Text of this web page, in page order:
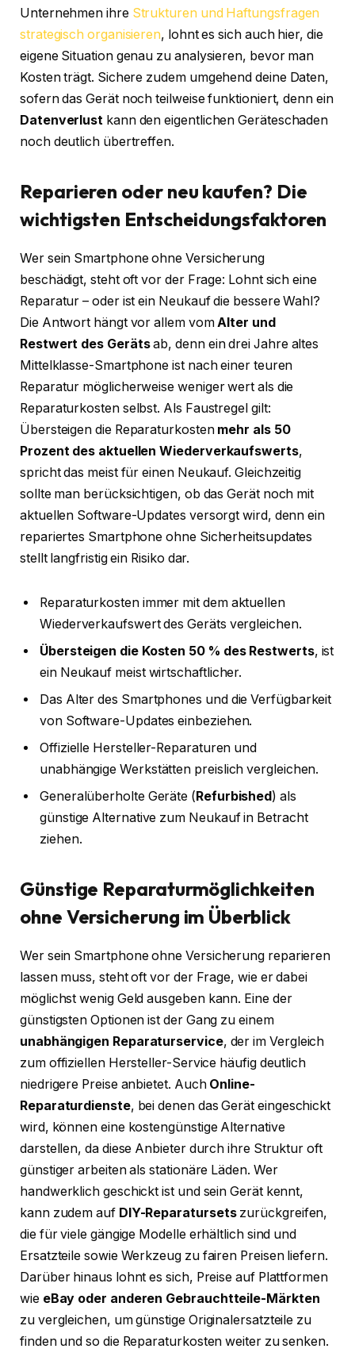
Unternehmen ihre Strukturen und Haftungsfragen
strategisch organisieren, lohnt es sich auch hier, die
eigene Situation genau zu analysieren, bevor man
Kosten trägt. Sichere zudem umgehend deine Daten,
sofern das Gerät noch teilweise funktioniert, denn ein
Datenverlust kann den eigentlichen Geräteschaden
noch deutlich übertreffen.
Reparieren oder neu kaufen? Die
wichtigsten Entscheidungsfaktoren
Wer sein Smartphone ohne Versicherung
beschädigt, steht oft vor der Frage: Lohnt sich eine
Reparatur – oder ist ein Neukauf die bessere Wahl?
Die Antwort hängt vor allem vomAlter und
Restwert des Gerätsab, denn ein drei Jahre altes
Mittelklasse-Smartphone ist nach einer teuren
Reparatur möglicherweise weniger wert als die
Reparaturkosten selbst. Als Faustregel gilt:
Übersteigen die Reparaturkosten mehr als 50
Prozent des aktuellen Wiederverkaufswerts,
spricht das meist für einen Neukauf. Gleichzeitig
sollte man berücksichtigen, ob das Gerät noch mit
aktuellen Software-Updates versorgt wird, denn ein
repariertes Smartphone ohne Sicherheitsupdates
stellt langfristig ein Risiko dar.
Reparaturkosten immer mit dem aktuellen
Wiederverkaufswert des Geräts vergleichen.
Übersteigen die Kosten 50 % des Restwerts, ist
ein Neukauf meist wirtschaftlicher.
Das Alter des Smartphones und die Verfügbarkeit
von Software-Updates einbeziehen.
Offizielle Hersteller-Reparaturen und
unabhängige Werkstätten preislich vergleichen.
Generalüberholte Geräte (Refurbished) als
günstige Alternative zum Neukauf in Betracht
ziehen.
Günstige Reparaturmöglichkeiten
ohne Versicherung im Überblick
Wer sein Smartphone ohne Versicherung reparieren
lassen muss, steht oft vor der Frage, wie er dabei
möglichst wenig Geld ausgeben kann. Eine der
günstigsten Optionen ist der Gang zu einem
unabhängigen Reparaturservice, der im Vergleich
zum offiziellen Hersteller-Service häufig deutlich
niedrigere Preise anbietet. Auch Online-
Reparaturdienste, bei denen das Gerät eingeschickt
wird, können eine kostengünstige Alternative
darstellen, da diese Anbieter durch ihre Struktur oft
günstiger arbeiten als stationäre Läden. Wer
handwerklich geschickt ist und sein Gerät kennt,
kann zudem auf DIY-Reparatursetszurückgreifen,
die für viele gängige Modelle erhältlich sind und
Ersatzteile sowie Werkzeug zu fairen Preisen liefern.
Darüber hinaus lohnt es sich, Preise auf Plattformen
wie eBay oder anderen Gebrauchtteile-Märkten
zu vergleichen, um günstige Originalersatzteile zu
finden und so die Reparaturkosten weiter zu senken.